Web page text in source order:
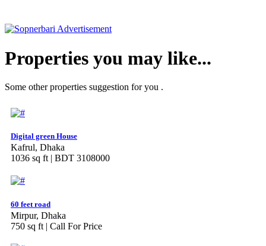
Properties you may like...
Some other properties suggestion for you .
Digital green House
Kafrul, Dhaka
1036 sq ft | BDT 3108000
60 feet road
Mirpur, Dhaka
750 sq ft | Call For Price